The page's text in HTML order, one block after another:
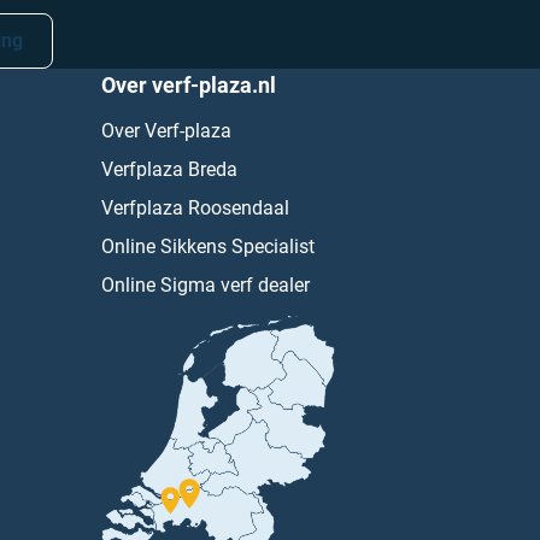
Over verf-plaza.nl
Over Verf-plaza
Verfplaza Breda
Verfplaza Roosendaal
Online Sikkens Specialist
Online Sigma verf dealer